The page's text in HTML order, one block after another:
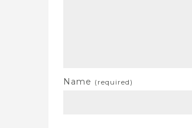
Name (required)